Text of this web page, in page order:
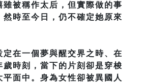
雖被稱作太后，但實際做的事
然時至今日，仍不確定她原來
定在一個夢與醒交界之時、在
歲時刻，當下的片刻卻是穿梭
面中。身為女性卻被異國人